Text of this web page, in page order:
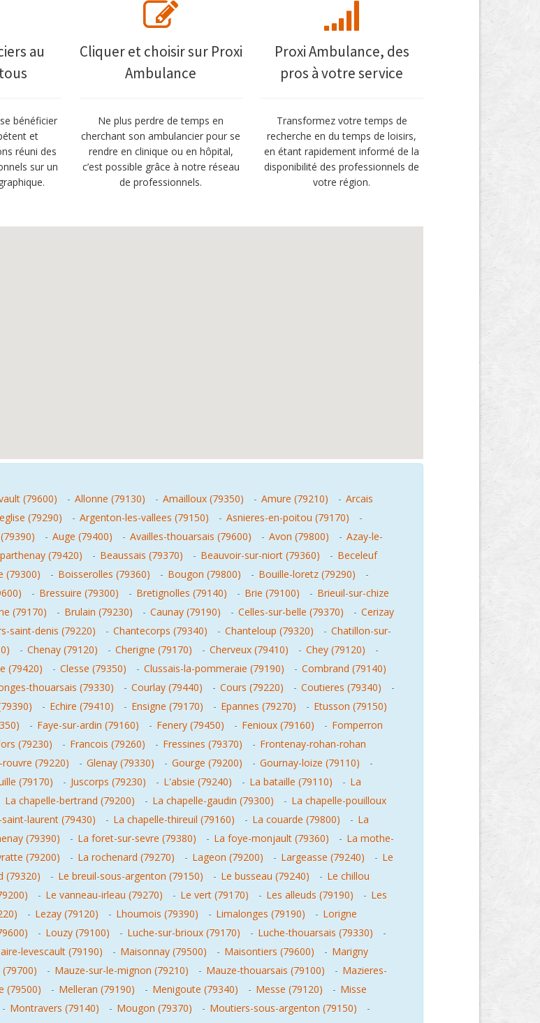
au
bénéficier
et
réuni des
sur un
Cliquer et choisir sur Proxi
Ambulance
Ne plus perdre de temps en
cherchant son ambulancier pour se
rendre en clinique ou en hôpital,
c’est possible grâce à notre réseau
de professionnels.
Proxi Ambulance, des
pros à votre service
Transformez votre temps de
recherche en du temps de loisirs,
en étant rapidement informé de la
disponibilité des professionnels de
votre région.
(79600) - Allonne (79130) - Amailloux (79350) - Amure (79210) - Arcais
(79290) - Argenton-les-vallees (79150) - Asnieres-en-poitou (79170)
-
- Auge (79400) - Availles-thouarsais (79600) - Avon (79800) - Azay-le-
(79420) - Beaussais (79370) - Beauvoir-sur-niort (79360) - Beceleuf
(79300) - Boisserolles (79360) - Bougon (79800) - Bouille-loretz (79290)
-
- Bressuire (79300) - Bretignolles (79140) - Brie (79100) - Brieuil-sur-chize
(79170) - Brulain (79230) - Caunay (79190) - Celles-sur-belle (79370) - Cerizay
saint-denis (79220) - Chantecorps (79340) - Chanteloup (79320) - Chatillon-sur-
- Chenay (79120) - Cherigne (79170) - Cherveux (79410) - Chey (79120)
-
(79420) - Clesse (79350) - Clussais-la-pommeraie (79190) - Combrand (79140)
thouarsais (79330) - Courlay (79440) - Cours (79220) - Coutieres (79340)
-
- Echire (79410) - Ensigne (79170) - Epannes (79270) - Etusson (79150)
- Faye-sur-ardin (79160) - Fenery (79450) - Fenioux (79160) - Fomperron
(79230) - Francois (79260) - Fressines (79370) - Frontenay-rohan-rohan
(79220) - Glenay (79330) - Gourge (79200) - Gournay-loize (79110)
-
(79170) - Juscorps (79230) - L'absie (79240) - La bataille (79110) - La
La chapelle-bertrand (79200) - La chapelle-gaudin (79300) - La chapelle-pouilloux
laurent (79430) - La chapelle-thireuil (79160) - La couarde (79800) - La
(79390) - La foret-sur-sevre (79380) - La foye-monjault (79360) - La mothe-
(79200) - La rochenard (79270) - Lageon (79200) - Largeasse (79240) - Le
(79320) - Le breuil-sous-argenton (79150) - Le busseau (79240) - Le chillou
- Le vanneau-irleau (79270) - Le vert (79170) - Les alleuds (79190) - Les
- Lezay (79120) - Lhoumois (79390) - Limalonges (79190) - Lorigne
- Louzy (79100) - Luche-sur-brioux (79170) - Luche-thouarsais (79330)
-
levescault (79190) - Maisonnay (79500) - Maisontiers (79600) - Marigny
- Mauze-sur-le-mignon (79210) - Mauze-thouarsais (79100) - Mazieres-
(79500) - Melleran (79190) - Menigoute (79340) - Messe (79120) - Misse
- Montravers (79140) - Mougon (79370) - Moutiers-sous-argenton (79150)
-